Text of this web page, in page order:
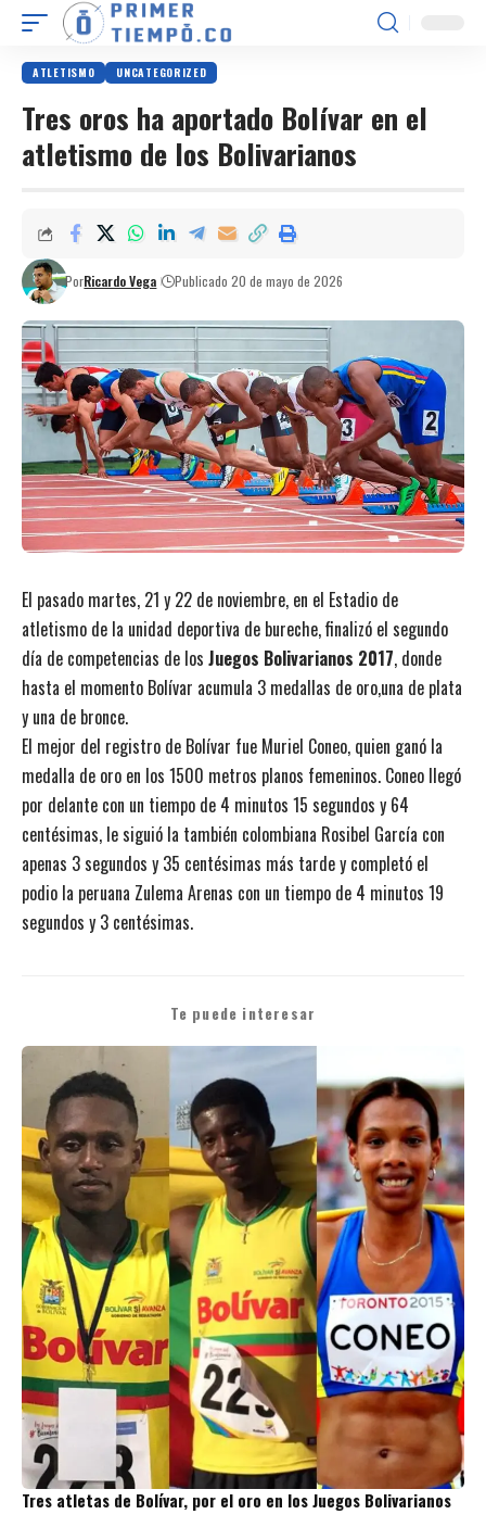
ATLETISMO UNCATEGORIZED
Tres oros ha aportado Bolívar en el
atletismo de los Bolivarianos
PorRicardo Vega Publicado 20 de mayo de 2026
El pasado martes, 21 y 22 de noviembre, en el Estadio de
atletismo de la unidad deportiva de bureche, finalizó el segundo
día de competencias de los Juegos Bolivarianos 2017, donde
hasta el momento Bolívar acumula 3 medallas de oro,una de plata
y una de bronce.
El mejor del registro de Bolívar fue Muriel Coneo, quien ganó la
medalla de oro en los 1500 metros planos femeninos. Coneo llegó
por delante con un tiempo de 4 minutos 15 segundos y 64
centésimas, le siguió la también colombiana Rosibel García con
apenas 3 segundos y 35 centésimas más tarde y completó el
podio la peruana Zulema Arenas con un tiempo de 4 minutos 19
segundos y 3 centésimas.
Te puede interesar
Tres atletas de Bolívar, por el oro en los Juegos Bolivarianos